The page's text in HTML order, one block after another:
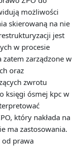
możliwości
skierowaną na nie
jest
w procesie
zarządzone w
oraz
zwrotu
księgi ósmej kpc w
który nakłada na
ma zastosowania.
od prawa